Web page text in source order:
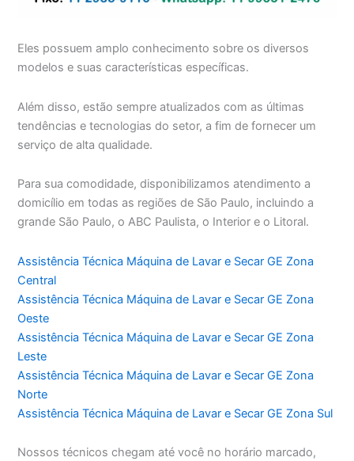
Eles possuem amplo conhecimento sobre os diversos
modelos e suas características específicas.
Além disso, estão sempre atualizados com as últimas
tendências e tecnologias do setor, a fim de fornecer um
serviço de alta qualidade.
Para sua comodidade, disponibilizamos atendimento a
domicílio em todas as regiões de São Paulo, incluindo a
grande São Paulo, o ABC Paulista, o Interior e o Litoral.
Assistência Técnica Máquina de Lavar e Secar GE Zona
Central
Assistência Técnica Máquina de Lavar e Secar GE Zona
Oeste
Assistência Técnica Máquina de Lavar e Secar GE Zona
Leste
Assistência Técnica Máquina de Lavar e Secar GE Zona
Norte
Assistência Técnica Máquina de Lavar e Secar GE Zona Sul
Nossos técnicos chegam até você no horário marcado,